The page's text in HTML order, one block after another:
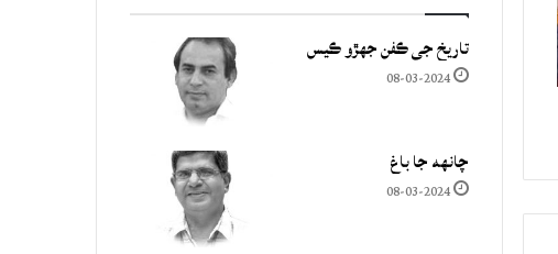
تاريخ جي ڪفن جھڙو ڪيس
08-03-2024
چانهه جا باغ
08-03-2024